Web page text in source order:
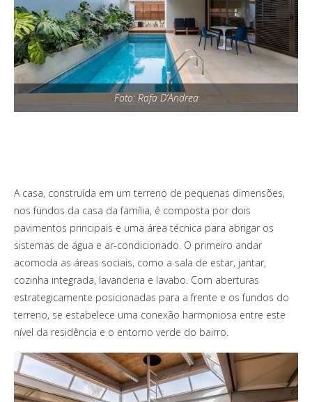
Foto: Rafa D’Andrea
A casa, construída em um terreno de pequenas dimensões,
nos fundos da casa da família, é composta por dois
pavimentos principais e uma área técnica para abrigar os
sistemas de água e ar-condicionado. O primeiro andar
acomoda as áreas sociais, como a sala de estar, jantar,
cozinha integrada, lavanderia e lavabo. Com aberturas
estrategicamente posicionadas para a frente e os fundos do
terreno, se estabelece uma conexão harmoniosa entre este
nível da residência e o entorno verde do bairro.